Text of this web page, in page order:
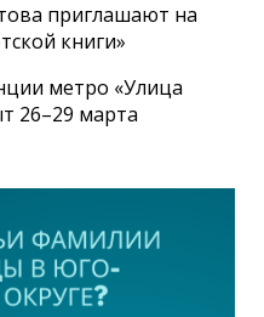
приглашают на
книги»
метро «Улица
26–29 марта